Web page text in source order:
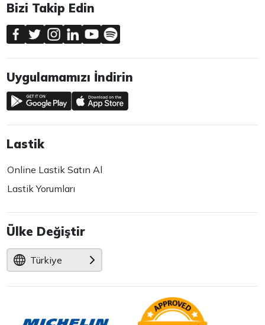
Bizi Takip Edin
Uygulamamızı İndirin
Lastik
Online Lastik Satın Al
Lastik Yorumları
Ülke Değiştir
Türkiye